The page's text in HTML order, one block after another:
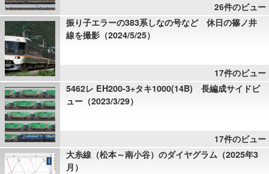
26件のビュー
振り子エラーの383系しなの号など 休日の篠ノ井
線を撮影（2024/5/25）
17件のビュー
5462レ EH200-3+タキ1000(14B) 長編成サイドビ
ュー（2023/3/29）
17件のビュー
大糸線（松本～南小谷）のダイヤグラム（2025年3
月）